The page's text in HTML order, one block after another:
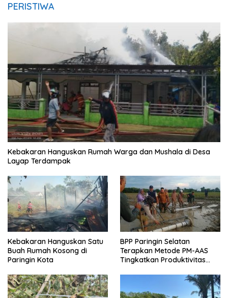
PERISTIWA
Kebakaran Hanguskan Rumah Warga dan Mushala di Desa
Layap Terdampak
Kebakaran Hanguskan Satu
Buah Rumah Kosong di
Paringin Kota
BPP Paringin Selatan
Terapkan Metode PM-AAS
Tingkatkan Produktivitas